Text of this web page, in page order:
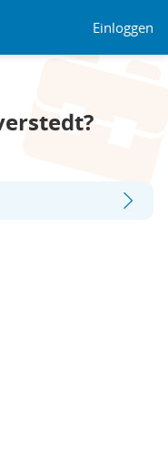
Einloggen